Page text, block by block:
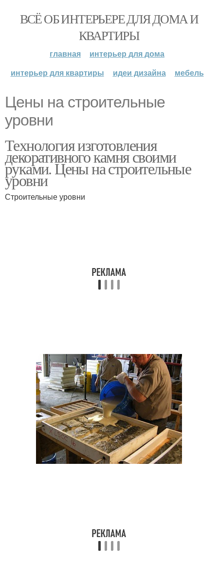
ВСЁ ОБ ИНТЕРЬЕРЕ ДЛЯ ДОМА И
КВАРТИРЫ
главная
интерьер для дома
интерьер для квартиры
идеи дизайна мебель
Цены на строительные
уровни
Технология изготовления
декоративного камня своими
руками. Цены на строительные
уровни
Строительные уровни